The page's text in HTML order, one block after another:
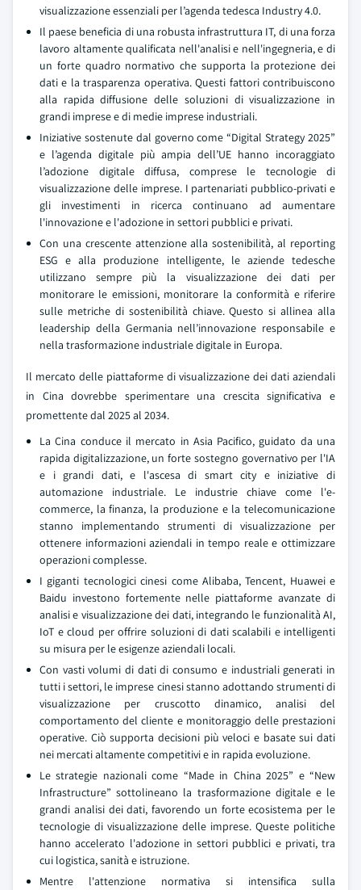
visualizzazione essenziali per l’agenda tedesca Industry 4.0.
Il paese beneficia di una robusta infrastruttura IT, di una forza
lavoro altamente qualificata nell'analisi e nell'ingegneria, e di
un forte quadro normativo che supporta la protezione dei
dati e la trasparenza operativa. Questi fattori contribuiscono
alla rapida diffusione delle soluzioni di visualizzazione in
grandi imprese e di medie imprese industriali.
Iniziative sostenute dal governo come “Digital Strategy 2025”
e l’agenda digitale più ampia dell’UE hanno incoraggiato
l’adozione digitale diffusa, comprese le tecnologie di
visualizzazione delle imprese. I partenariati pubblico-privati e
gli investimenti in ricerca continuano ad aumentare
l'innovazione e l'adozione in settori pubblici e privati.
Con una crescente attenzione alla sostenibilità, al reporting
ESG e alla produzione intelligente, le aziende tedesche
utilizzano sempre più la visualizzazione dei dati per
monitorare le emissioni, monitorare la conformità e riferire
sulle metriche di sostenibilità chiave. Questo si allinea alla
leadership della Germania nell’innovazione responsabile e
nella trasformazione industriale digitale in Europa.
Il mercato delle piattaforme di visualizzazione dei dati aziendali
in Cina dovrebbe sperimentare una crescita significativa e
promettente dal 2025 al 2034.
La Cina conduce il mercato in Asia Pacifico, guidato da una
rapida digitalizzazione, un forte sostegno governativo per l'IA
e i grandi dati, e l'ascesa di smart city e iniziative di
automazione industriale. Le industrie chiave come l'e-
commerce, la finanza, la produzione e la telecomunicazione
stanno implementando strumenti di visualizzazione per
ottenere informazioni aziendali in tempo reale e ottimizzare
operazioni complesse.
I giganti tecnologici cinesi come Alibaba, Tencent, Huawei e
Baidu investono fortemente nelle piattaforme avanzate di
analisi e visualizzazione dei dati, integrando le funzionalità AI,
IoT e cloud per offrire soluzioni di dati scalabili e intelligenti
su misura per le esigenze aziendali locali.
Con vasti volumi di dati di consumo e industriali generati in
tutti i settori, le imprese cinesi stanno adottando strumenti di
visualizzazione per cruscotto dinamico, analisi del
comportamento del cliente e monitoraggio delle prestazioni
operative. Ciò supporta decisioni più veloci e basate sui dati
nei mercati altamente competitivi e in rapida evoluzione.
Le strategie nazionali come “Made in China 2025” e “New
Infrastructure” sottolineano la trasformazione digitale e le
grandi analisi dei dati, favorendo un forte ecosistema per le
tecnologie di visualizzazione delle imprese. Queste politiche
hanno accelerato l'adozione in settori pubblici e privati, tra
cui logistica, sanità e istruzione.
Mentre l'attenzione normativa si intensifica sulla